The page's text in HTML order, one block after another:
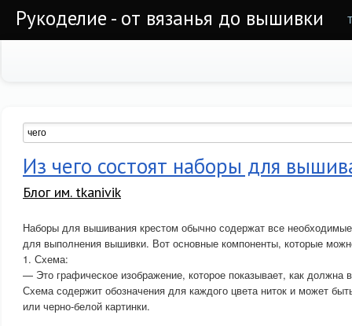
Рукоделие - от вязанья до вышивки
Из чего состоят наборы для
Блог им. tkanivik
Наборы для вышивания крестом обычно содержат все
для выполнения вышивки. Вот основные компоненты, которые
1. Схема:
— Это графическое изображение, которое показывает, как должна
Схема содержит обозначения для каждого цвета ниток и может
или черно-белой картинки.